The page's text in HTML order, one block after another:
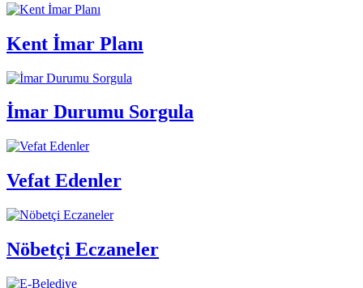
Kent İmar Planı
İmar Durumu Sorgula
Vefat Edenler
Nöbetçi Eczaneler